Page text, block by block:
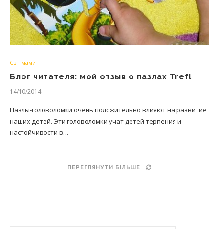
Світ мами
Блог читателя: мой отзыв о пазлах Trefl
14/10/2014
Пазлы-головоломки очень положительно влияют на развитие
наших детей. Эти головоломки учат детей терпения и
настойчивости в…
ПЕРЕГЛЯНУТИ БІЛЬШЕ